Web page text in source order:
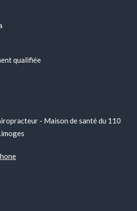
qualifiée
- Maison de santé du 110